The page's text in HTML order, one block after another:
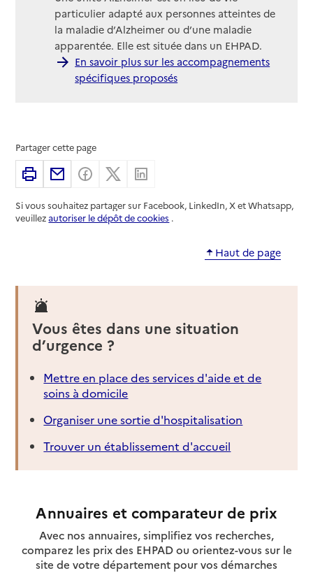
particulier adapté aux personnes atteintes de
la maladie d’Alzheimer ou d’une maladie
apparentée. Elle est située dans un EHPAD.
En savoir plus sur les accompagnements
spécifiques proposés
Partager cette page
ImprimerPartager par email
Partager sur Facebook
Partager sur X
Si vous souhaitez partager sur Facebook, LinkedIn, X et Whatsapp,
veuillezautoriser le dépôt de cookies .
Haut de page
Vous êtes dans une situation
d’urgence ?
Mettre en place des services d'aide et de
soins à domicile
Organiser une sortie d'hospitalisation
Trouver un établissement d'accueil
Annuaires et comparateur de prix
Avec nos annuaires, simplifiez vos recherches,
comparez les prix des EHPAD ou orientez-vous sur le
site de votre département pour vos démarches